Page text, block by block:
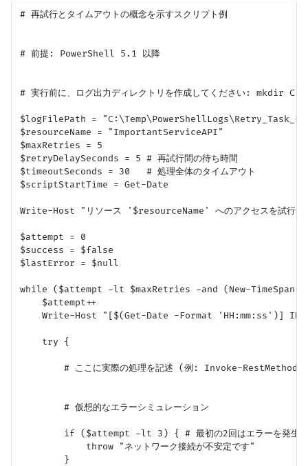
# 再試行とタイムアウトの概念を示すスクリプト例
# 前提: PowerShell 5.1 以降
# 実行前に、ログ出力ディレクトリを作成してください: mkdir
$logFilePath =
$resourceName = "ImportantServiceAPI"
$maxRetries = 5
$retryDelaySeconds = 5 # 再試行間の待ち時間
$timeoutSeconds = 30   # 処理全体のタイムアウト
$scriptStartTime = Get-Date
Write-Host "リソース '$resourceName' へのアクセスを試行
$attempt = 0
$success = $false
$lastError = $null
while ($attempt -lt $maxRetries -and (New-
    $attempt++
Write-Host "[$(Get-Date -Format 'HH:mm:ss')]
    try {
# ここに実際の処理を記述 (例: Invoke-
        # 仮想的なエラーシミュレーション
if ($attempt -lt 3) { # 最初の2回はエラーを発生
            throw "ネットワーク接続が不安定です"
        }